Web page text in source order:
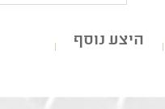
היצע נוסף